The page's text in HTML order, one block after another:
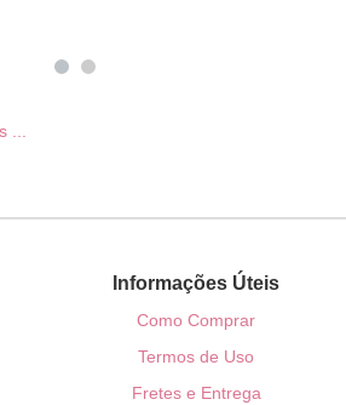
...
Informações Úteis
Como Comprar
Termos de Uso
Fretes e Entrega